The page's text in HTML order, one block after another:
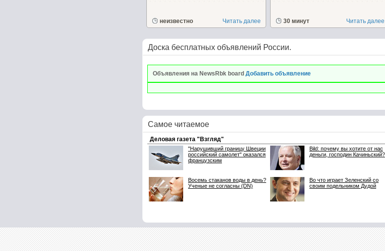
неизвестно Читать далее 30 минут Читать далее
Доска бесплатных объявлений России.
Объявления на NewsRbk board Добавить объявление
Самое читаемое